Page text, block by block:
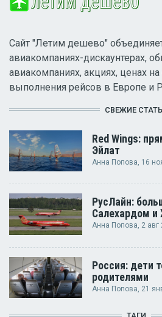
Сайт "Летим дешево"
авиакомпаниях-дискаунтерах,
авиакомпаниях, акциях, ценах
выполнения рейсов в Европе и
СВЕЖИЕ
Red Wings:
Эйлат
Анна Попова , 16
РусЛайн:
Салехардом
Анна Попова, 2 авг
Россия: дети
родителями
Анна Попова , 21